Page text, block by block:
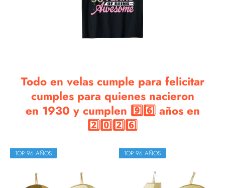
Todo en velas cumple para felicitar
cumples para quienes nacieron
en 1930 y cumplen 9️⃣6️⃣ años en
2️⃣0️⃣2️⃣6️⃣
TOP 96 AÑOS TOP 96 AÑOS